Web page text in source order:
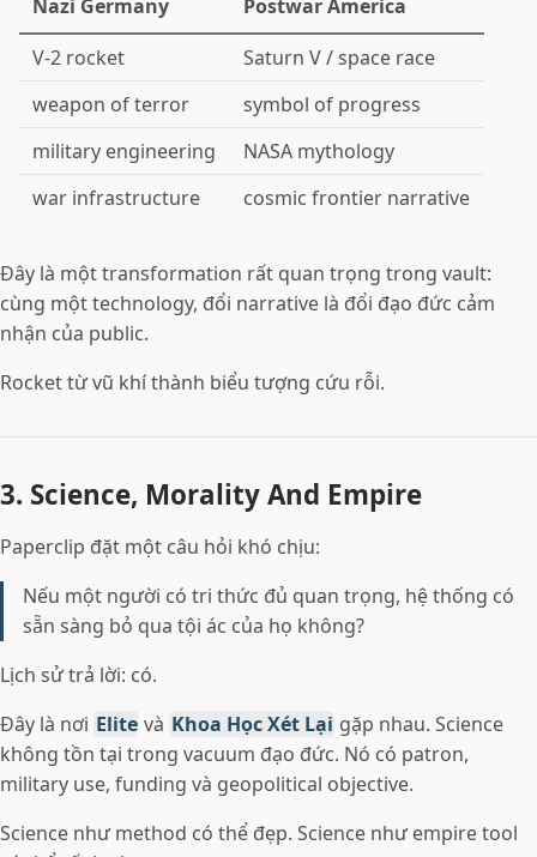
Nazi Germany
Postwar America
V-2 rocket
Saturn V / space race
weapon of terror
symbol of progress
military engineering
NASA mythology
war infrastructure
cosmic frontier narrative
Đây là một transformation rất quan trọng trong vault:
cùng một technology, đổi narrative là đổi đạo đức cảm
nhận của public.
Rocket từ vũ khí thành biểu tượng cứu rỗi.
3. Science, Morality And Empire
Paperclip đặt một câu hỏi khó chịu:
Nếu một người có tri thức đủ quan trọng, hệ thống có
sẵn sàng bỏ qua tội ác của họ không?
Lịch sử trả lời: có.
Đây là nơi Elite và Khoa Học Xét Lại gặp nhau. Science
không tồn tại trong vacuum đạo đức. Nó có patron,
military use, funding và geopolitical objective.
Science như method có thể đẹp. Science như empire tool